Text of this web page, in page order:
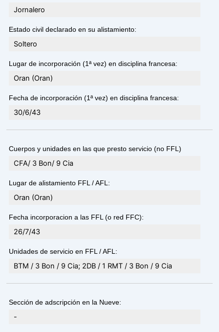
Jornalero
Estado civil declarado en su alistamiento:
Soltero
Lugar de incorporación (1ª vez) en disciplina francesa:
Oran (Oran)
Fecha de incorporación (1ª vez) en disciplina francesa:
30/6/43
Cuerpos y unidades en las que presto servicio (no FFL)
CFA/ 3 Bon/ 9 Cia
Lugar de alistamiento FFL / AFL:
Oran (Oran)
Fecha incorporacion a las FFL (o red FFC):
26/7/43
Unidades de servicio en FFL / AFL:
BTM / 3 Bon / 9 Cia; 2DB / 1 RMT / 3 Bon / 9 Cia
Sección de adscripción en la Nueve:
-